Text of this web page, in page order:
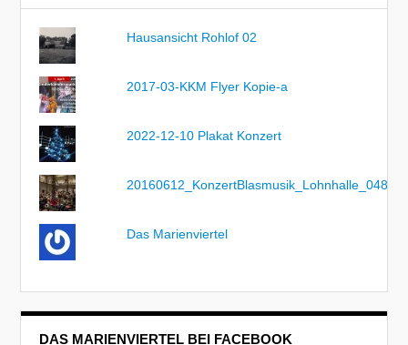
Hausansicht Rohlof 02
2017-03-KKM Flyer Kopie-a
2022-12-10 Plakat Konzert
20160612_KonzertBlasmusik_Lohnhalle_048
Das Marienviertel
DAS MARIENVIERTEL BEI FACEBOOK